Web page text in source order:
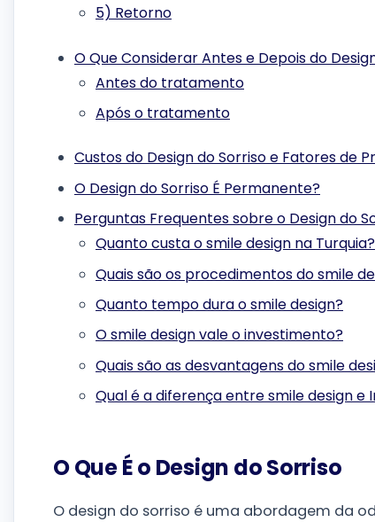
5) Retorno
O Que Considerar Antes e Depois do
Antes do tratamento
Após o tratamento
Custos do Design do Sorriso e Fatores de
O Design do Sorriso É Permanente?
Perguntas Frequentes sobre o Design do
Quanto custa o smile design na Turquia?
Quais são os procedimentos do smile
Quanto tempo dura o smile design?
O smile design vale o investimento?
Quais são as desvantagens do smile
Qual é a diferença entre smile design e
O Que É o Design do Sorriso
O design do sorriso é uma abordagem da